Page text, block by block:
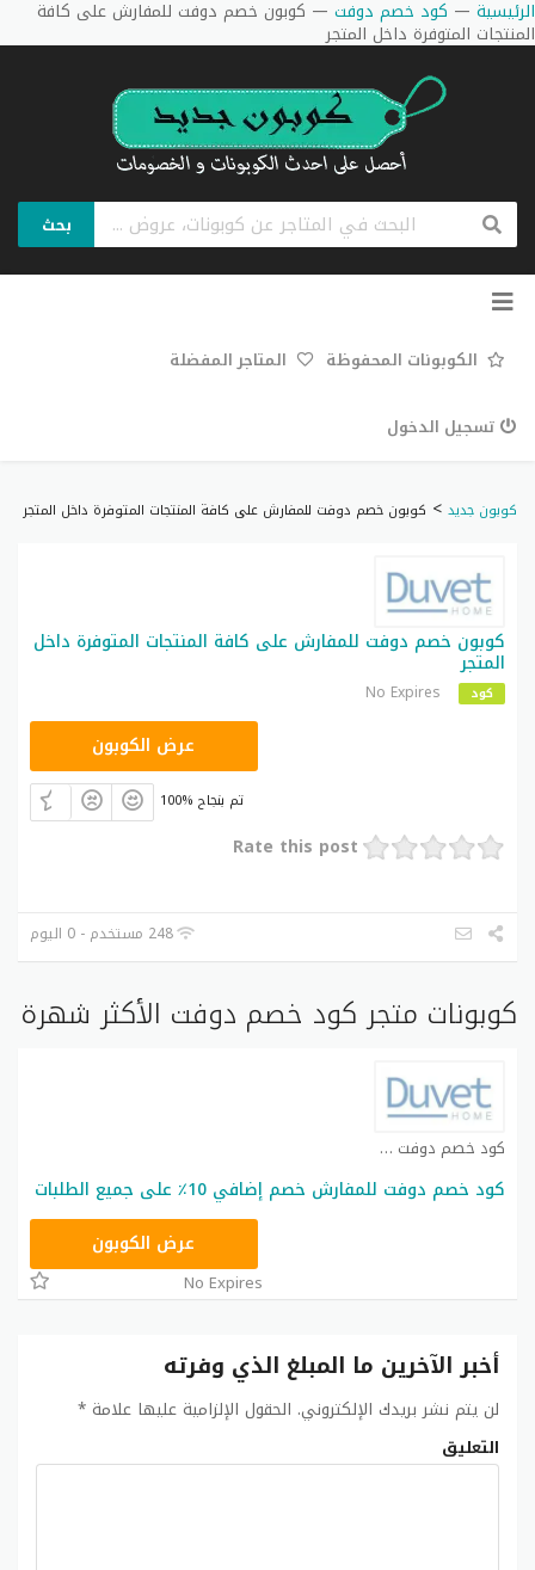
الرئيسية — كود خصم دوفت — كوبون خصم دوفت للمفارش على كافة
المنتجات المتوفرة داخل المتجر
بحث
تخطي
الكوبونات المحفوظة المتاجر المفضلة
تسجيل الدخول
كوبون جديد > كوبون خصم دوفت للمفارش على كافة المنتجات المتوفرة داخل المتجر
كوبون خصم دوفت للمفارش على كافة المنتجات المتوفرة داخل
المتجر
كود No Expires
عرض الكوبون
100% تم بنجاح
Rate this post
248 مستخدم - 0 اليوم
كوبونات متجر كود خصم دوفت الأكثر شهرة
كود خصم دوفت كوبون
كود خصم دوفت للمفارش خصم إضافي 10٪ على جميع الطلبات
عرض الكوبون
No Expires
أخبر الآخرين ما المبلغ الذي وفرته
لن يتم نشر بريدك الإلكتروني. الحقول الإلزامية عليها علامة *
التعليق